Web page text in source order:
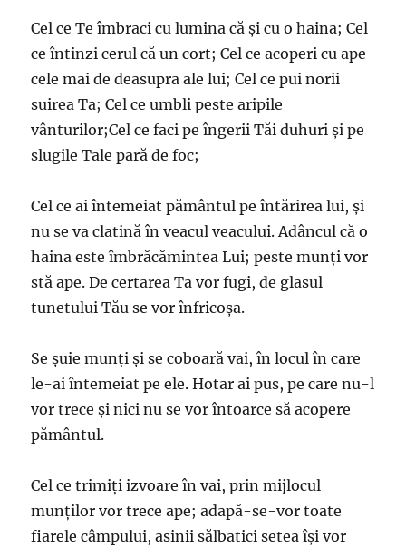
Cel ce Te îmbraci cu lumina că şi cu o haina; Cel
ce întinzi cerul că un cort; Cel ce acoperi cu ape
cele mai de deasupra ale lui; Cel ce pui norii
suirea Ta; Cel ce umbli peste aripile
vânturilor;Cel ce faci pe îngerii Tăi duhuri şi pe
slugile Tale pară de foc;
Cel ce ai întemeiat pământul pe întărirea lui, şi
nu se va clatină în veacul veacului. Adâncul că o
haina este îmbrăcămintea Lui; peste munţi vor
stă ape. De certarea Ta vor fugi, de glasul
tunetului Tău se vor înfricoşa.
Se şuie munţi şi se coboară vai, în locul în care
le-ai întemeiat pe ele. Hotar ai pus, pe care nu-l
vor trece şi nici nu se vor întoarce să acopere
pământul.
Cel ce trimiţi izvoare în vai, prin mijlocul
munţilor vor trece ape; adapă-se-vor toate
fiarele câmpului, asinii sălbatici setea îşi vor